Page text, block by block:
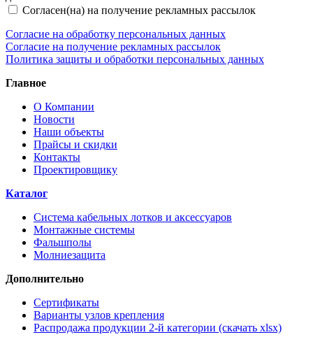
Согласен(на) на получение рекламных рассылок
Согласие на обработку персональных данных
Согласие на получение рекламных рассылок
Политика защиты и обработки персональных данных
Главное
О Компании
Новости
Наши объекты
Прайсы и скидки
Контакты
Проектировщику
Каталог
Система кабельных лотков и аксессуаров
Монтажные системы
Фальшполы
Молниезащита
Дополнительно
Сертификаты
Варианты узлов крепления
Распродажа продукции 2-й категории (скачать xlsx)